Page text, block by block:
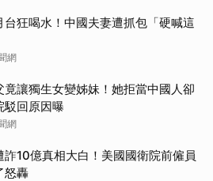
台狂喝水！中國夫妻遭抓包「硬喊這
網
竟讓獨生女變姊妹！她拒當中國人卻
駁回原因曝
網
詐10億真相大白！美國國衛院前僱員
怒轟